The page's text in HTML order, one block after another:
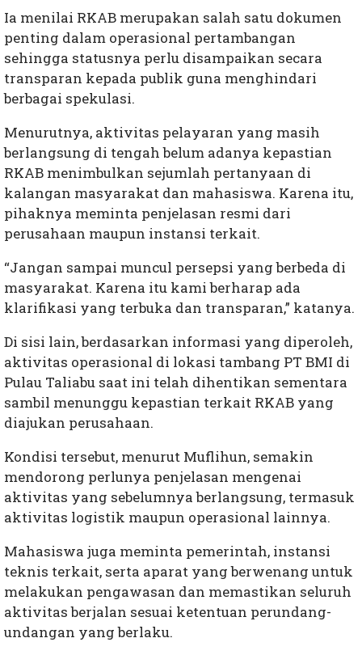
Ia menilai RKAB merupakan salah satu dokumen
penting dalam operasional pertambangan
sehingga statusnya perlu disampaikan secara
transparan kepada publik guna menghindari
berbagai spekulasi.
Menurutnya, aktivitas pelayaran yang masih
berlangsung di tengah belum adanya kepastian
RKAB menimbulkan sejumlah pertanyaan di
kalangan masyarakat dan mahasiswa. Karena itu,
pihaknya meminta penjelasan resmi dari
perusahaan maupun instansi terkait.
“Jangan sampai muncul persepsi yang berbeda di
masyarakat. Karena itu kami berharap ada
klarifikasi yang terbuka dan transparan,” katanya.
Di sisi lain, berdasarkan informasi yang diperoleh,
aktivitas operasional di lokasi tambang PT BMI di
Pulau Taliabu saat ini telah dihentikan sementara
sambil menunggu kepastian terkait RKAB yang
diajukan perusahaan.
Kondisi tersebut, menurut Muflihun, semakin
mendorong perlunya penjelasan mengenai
aktivitas yang sebelumnya berlangsung, termasuk
aktivitas logistik maupun operasional lainnya.
Mahasiswa juga meminta pemerintah, instansi
teknis terkait, serta aparat yang berwenang untuk
melakukan pengawasan dan memastikan seluruh
aktivitas berjalan sesuai ketentuan perundang-
undangan yang berlaku.